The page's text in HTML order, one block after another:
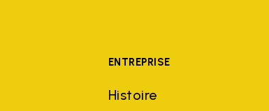
ENTREPRISE
Histoire